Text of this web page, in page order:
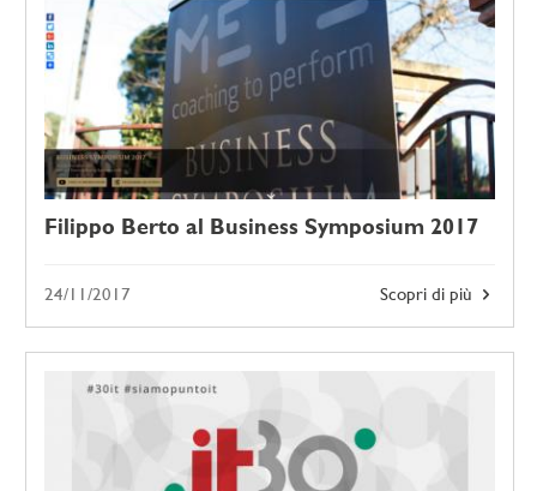
Filippo Berto al Business Symposium 2017
Scopri di più
24/11/2017